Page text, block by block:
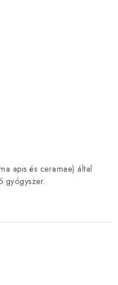
apis és ceramae) által
gyógyszer.